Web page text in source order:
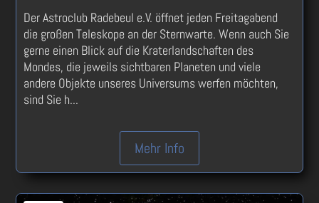
Der Astroclub Radebeul e.V. öffnet jeden Freitagabend
die großen Teleskope an der Sternwarte. Wenn auch Sie
gerne einen Blick auf die Kraterlandschaften des
Mondes, die jeweils sichtbaren Planeten und viele
andere Objekte unseres Universums werfen möchten,
sind Sie h...
Mehr Info